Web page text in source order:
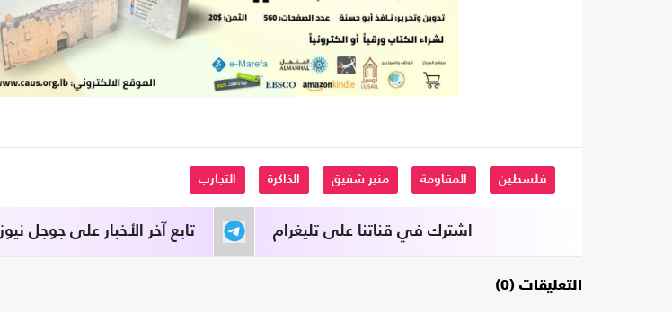
فلسطين المقاومة منير شفيق الذاكرة التجارب
تابع آخر الأخبار على جوجل نيوز اشترك في قناتنا على تليغرام
التعليقات (0)